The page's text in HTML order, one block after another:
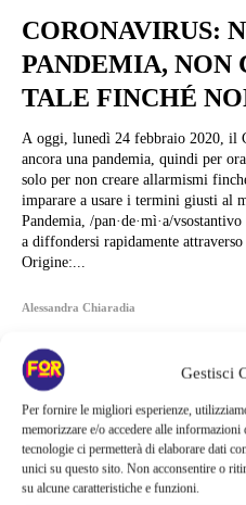
Gestisci
Per fornire le migliori esperienze,
memorizzare e/o accedere alle
tecnologie ci permetterà di elaborare dati
unici su questo sito. Non acconsentire o
su alcune caratteristiche e funzioni.
CORONAVIRUS:
PANDEMIA,
TALE FINCHÉ
A oggi, lunedì 24 febbraio 2020, il
ancora una pandemia, quindi per
solo per non creare allarmismi
imparare a usare i termini giusti al
Pandemia, /pan·de·mì·a/
a diffondersi rapidamente
Origine:...
Alessandra Chiaradia